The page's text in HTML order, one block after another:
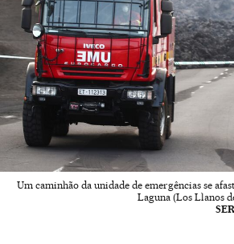
Um caminhão da unidade de emergências se
Laguna (Los Llanos